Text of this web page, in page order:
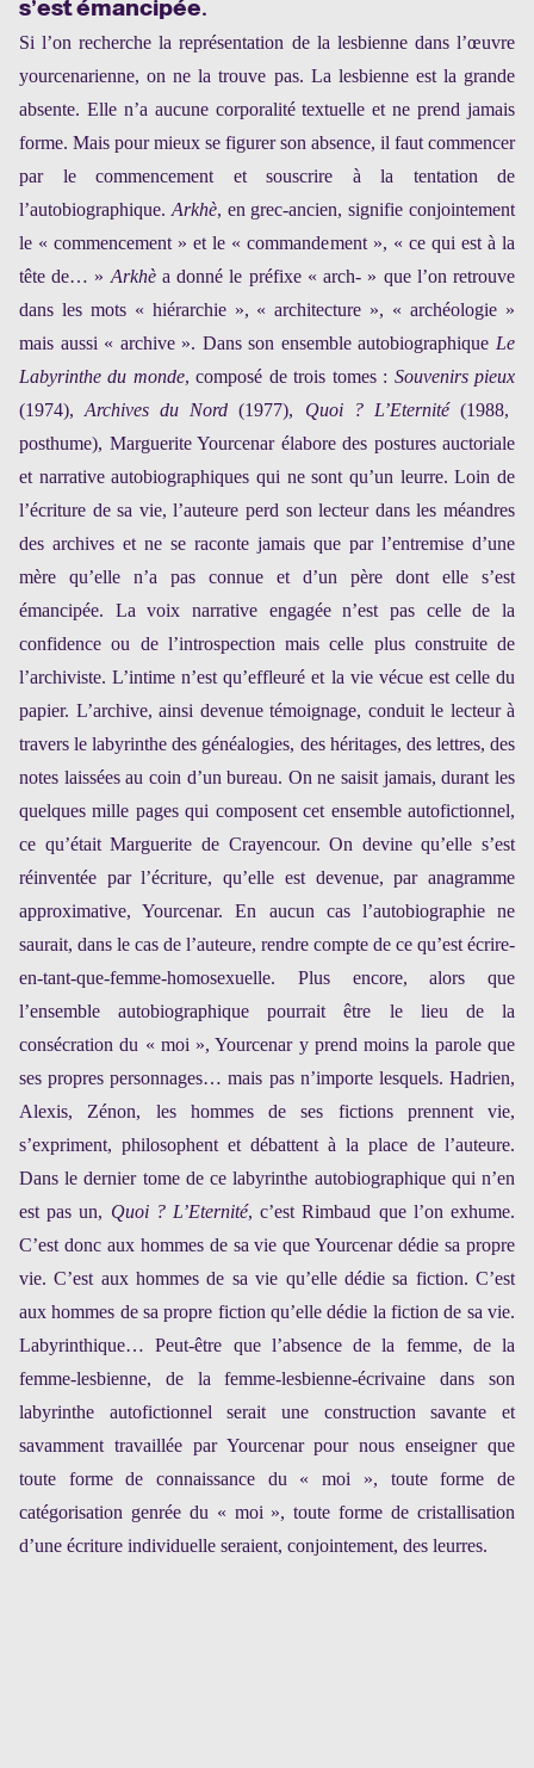
s’est émancipée.
Si l’on recherche la représentation de la lesbienne dans l’œuvre
yourcenarienne, on ne la trouve pas. La lesbienne est la grande
absente. Elle n’a aucune corporalité textuelle et ne prend jamais
forme. Mais pour mieux se figurer son absence, il faut commencer
par le commencement et souscrire à la tentation de
l’autobiographique. Arkhè, en grec-ancien, signifie conjointement
le « commencement » et le « commandement », « ce qui est à la
tête de… » Arkhèa donné le préfixe « arch- » que l’on retrouve
dans les mots « hiérarchie », « architecture », « archéologie »
mais aussi « archive ». Dans son ensemble autobiographique Le
Labyrinthe du monde, composé de trois tomes : Souvenirs pieux
(1974),Archives du Nord (1977), Quoi ? L’Eternité(1988,
posthume), Marguerite Yourcenar élabore des postures auctoriale
et narrative autobiographiques qui ne sont qu’un leurre. Loin de
l’écriture de sa vie, l’auteure perd son lecteur dans les méandres
des archives et ne se raconte jamais que par l’entremise d’une
mère qu’elle n’a pas connue et d’un père dont elle s’est
émancipée. La voix narrative engagée n’est pas celle de la
confidence ou de l’introspection mais celle plus construite de
l’archiviste. L’intime n’est qu’effleuré et la vie vécue est celle du
papier. L’archive, ainsi devenue témoignage, conduit le lecteur à
travers le labyrinthe des généalogies, des héritages, des lettres, des
notes laissées au coin d’un bureau. On ne saisit jamais, durant les
quelques mille pages qui composent cet ensemble autofictionnel,
ce qu’était Marguerite de Crayencour. On devine qu’elle s’est
réinventée par l’écriture, qu’elle est devenue, par anagramme
approximative, Yourcenar. En aucun cas l’autobiographie ne
saurait, dans le cas de l’auteure, rendre compte de ce qu’est écrire-
en-tant-que-femme-homosexuelle. Plus encore, alors que
l’ensemble autobiographique pourrait être le lieu de la
consécration du « moi », Yourcenar y prend moins la parole que
ses propres personnages… mais pas n’importe lesquels. Hadrien,
Alexis, Zénon, les hommes de ses fictions prennent vie,
s’expriment, philosophent et débattent à la place de l’auteure.
Dans le dernier tome de ce labyrinthe autobiographique qui n’en
est pas un, Quoi ? L’Eternité, c’est Rimbaud que l’on exhume.
C’est donc aux hommes de sa vie que Yourcenar dédie sa propre
vie. C’est aux hommes de sa vie qu’elle dédie sa fiction. C’est
aux hommes de sa propre fiction qu’elle dédie la fiction de sa vie.
Labyrinthique… Peut-être que l’absence de la femme, de la
femme-lesbienne, de la femme-lesbienne-écrivaine dans son
labyrinthe autofictionnel serait une construction savante et
savamment travaillée par Yourcenar pour nous enseigner que
toute forme de connaissance du « moi », toute forme de
catégorisation genrée du « moi », toute forme de cristallisation
d’une écriture individuelle seraient, conjointement, des leurres.